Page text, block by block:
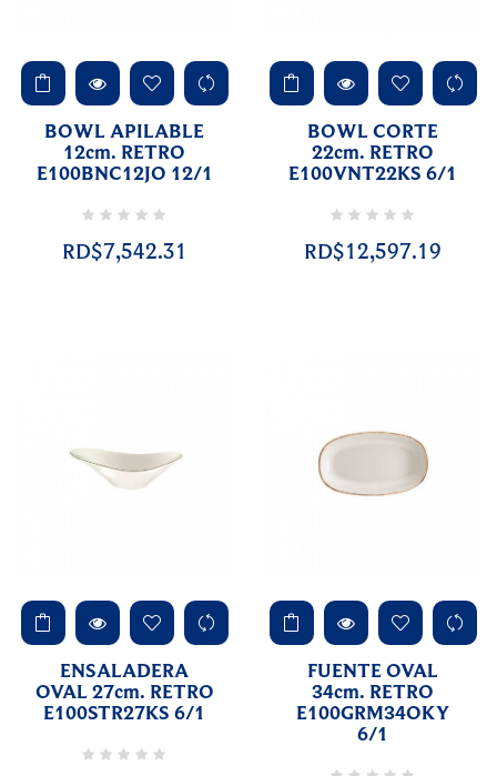
BOWL APILABLE
12cm. RETRO
E100BNC12JO 12/1
RD$7,542.31
BOWL CORTE
22cm. RETRO
E100VNT22KS 6/1
RD$12,597.19
ENSALADERA
OVAL 27cm. RETRO
E100STR27KS 6/1
FUENTE OVAL
34cm. RETRO
E100GRM34OKY
6/1